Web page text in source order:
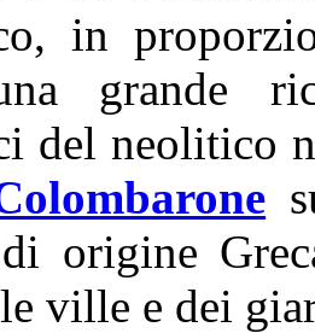
in
grande
del neolitico
di origine
ville e dei